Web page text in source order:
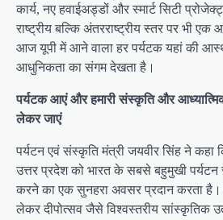
कार्य, नए हवाईअड्डों और स्मार्ट सिटी
राष्ट्रीय बल्कि अंतरराष्ट्रीय स्तर पर भी एक
आज यूपी में आने वाला हर पर्यटक यहां की
आधुनिकता का संगम देखता है।
पर्यटक आएं और हमारी संस्कृति और
लेकर जाएं
पर्यटन एवं संस्कृति मंत्री जयवीर सिंह ने
उत्तर प्रदेश को भारत के सबसे बहुमुखी
करने का एक सुनहरा अवसर प्रदान करता है।
लेकर दीपोत्सव जैसे विश्वस्तरीय सांस्कृतिक